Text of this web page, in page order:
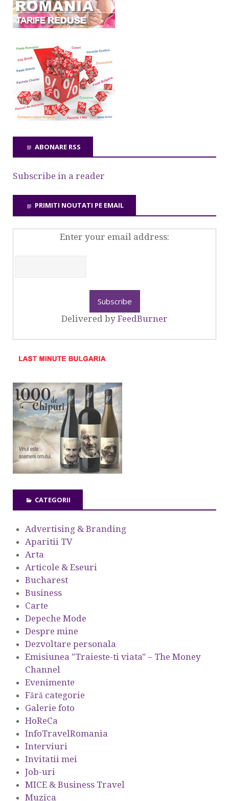
ABONARE RSS
Subscribe in a reader
PRIMITI NOUTATI PE EMAIL
Enter your email address:
Delivered by FeedBurner
CATEGORII
Advertising & Branding
Aparitii TV
Arta
Articole & Eseuri
Bucharest
Business
Carte
Depeche Mode
Despre mine
Dezvoltare personala
Emisiunea "Traieste-ti viata" – The Money
Channel
Evenimente
Fără categorie
Galerie foto
HoReCa
InfoTravelRomania
Interviuri
Invitatii mei
Job-uri
MICE & Business Travel
Muzica